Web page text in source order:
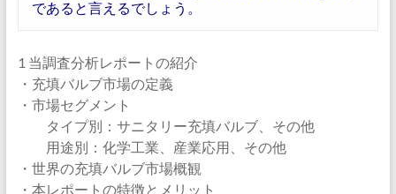
であると言えるでしょう。
1 当調査分析レポートの紹介
・充填バルブ市場の定義
・市場セグメント
タイプ別：サニタリー充填バルブ、その他
用途別：化学工業、産業応用、その他
・世界の充填バルブ市場概観
・本レポートの特徴とメリット